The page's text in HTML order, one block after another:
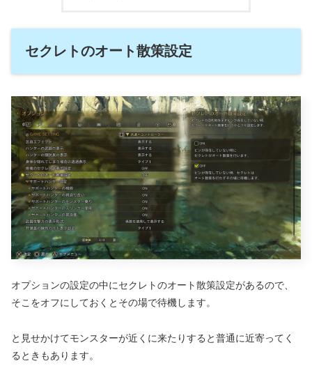
セクレトのオート散策設定
オプションの設定の中にセクレトのオート散策設定があるので、
そこをオフにしておくとその場で待機します。
と見せかけてモンスターが近くに来たりすると普通に近寄ってく
るときもあります。